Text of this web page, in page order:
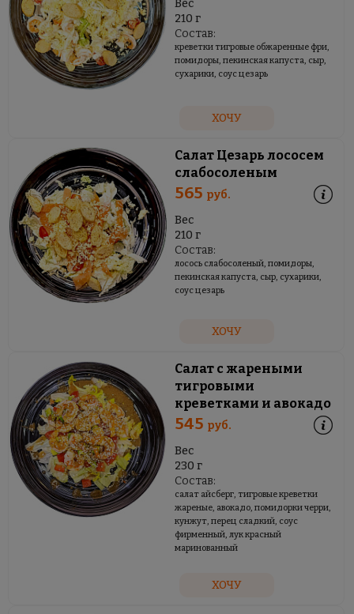
Вес
210 г
Состав:
креветки тигровые обжаренные фри,
помидоры, пекинская капуста, сыр,
сухарики, соус цезарь
ХОЧУ
Салат Цезарь лососем
слабосоленым
565 руб.
Вес
210 г
Состав:
лосось слабосоленый, помидоры,
пекинская капуста, сыр, сухарики,
соус цезарь
ХОЧУ
Салат с жареными
тигровыми
креветками и авокадо
545 руб.
Вес
230 г
Состав:
салат айсберг, тигровые креветки
жареные, авокадо, помидорки черри,
кунжут, перец сладкий, соус
фирменный, лук красный
маринованный
ХОЧУ